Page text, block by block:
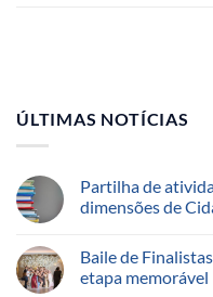
ÚLTIMAS NOTÍCIAS
Partilha de
dimensões de
Baile de
etapa memorável